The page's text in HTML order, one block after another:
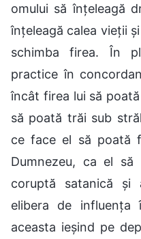
omului să înțeleagă
înțeleagă calea vieții
schimba firea. În
practice în
încât firea lui să
să poată trăi sub
ce face el să poată
Dumnezeu, ca el
coruptă satanică
elibera de influența
aceasta ieșind pe